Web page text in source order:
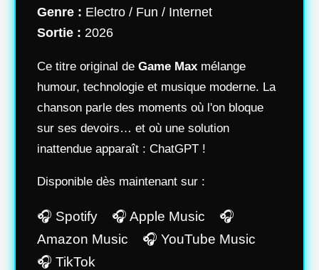
Genre : Electro / Fun / Internet
Sortie : 2026
Ce titre original de Game Max mélange
humour, technologie et musique moderne. La
chanson parle des moments où l'on bloque
sur ses devoirs… et où une solution
inattendue apparaît : ChatGPT !
Disponible dès maintenant sur :
🎧 Spotify 🎧 Apple Music 🎧
Amazon Music 🎧 YouTube Music
🎧 TikTok